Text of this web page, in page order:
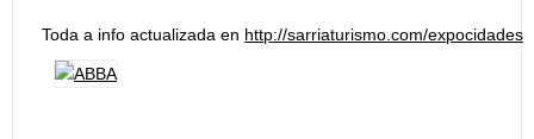
Toda a info actualizada en http://sarriaturismo.com/expocidades